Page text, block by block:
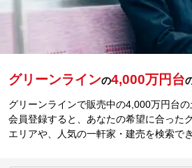
グリーンラインの4,000万円台
グリーンラインで販売中の4,000万円台の
会員登録すると、あなたの希望に合った
エリアや、人気の一軒家・建売を検索でき